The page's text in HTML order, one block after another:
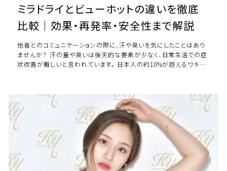
ミラドライとビューホットの違いを徹底
比較｜効果・再発率・安全性まで解説
他者とのコミュニケーションの際に、汗や臭いを気にしたことはあり
ませんか？ 汗の量や臭いは後天的な要素が少なく、日常生活での症
状改善が難しいと言われています。 日本人の約10%が抱えるワキガ